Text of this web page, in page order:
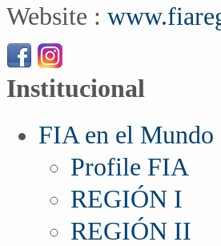
Website :
Institucional
FIA en el Mundo
Profile FIA
REGIÓN I
REGIÓN II